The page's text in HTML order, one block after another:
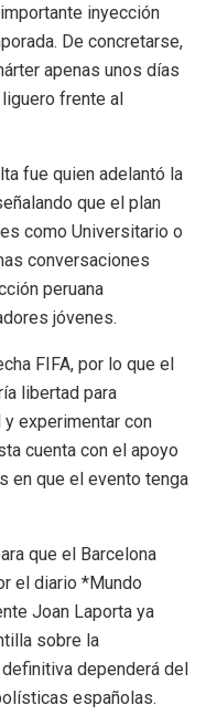
inyección
De concretarse,
apenas unos días
frente al
fue quien adelantó la
que el plan
como Universitario o
conversaciones
peruana
jóvenes.
FIFA, por lo que el
libertad para
experimentar con
cuenta con el apoyo
en que el evento tenga
que el Barcelona
el diario *Mundo
Joan Laporta ya
sobre la
dependerá del
españolas.